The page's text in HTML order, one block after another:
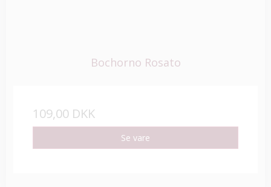
Bochorno Rosato
109,00 DKK
Se vare